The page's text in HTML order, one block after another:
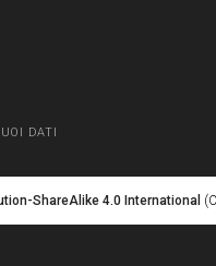
DATI
ShareAlike 4.0 International